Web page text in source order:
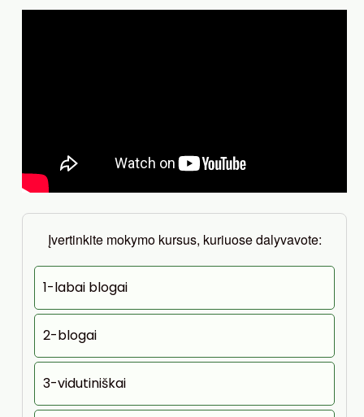
Įvertinkite mokymo kursus, kuriuose dalyvavote:
1-labai blogai
2-blogai
3-vidutiniškai